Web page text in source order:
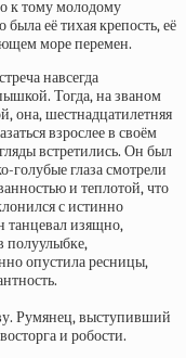
к тому молодому
её тихая крепость, её
море перемен.
навсегда
Тогда, на званом
она, шестнадцатилетняя
взрослее в своём
встретились. Он был
голубые глаза смотрели
и теплотой, что
с истинно
танцевал изящно,
полуулыбке,
опустила ресницы,
Румянец, выступивший
и робости.